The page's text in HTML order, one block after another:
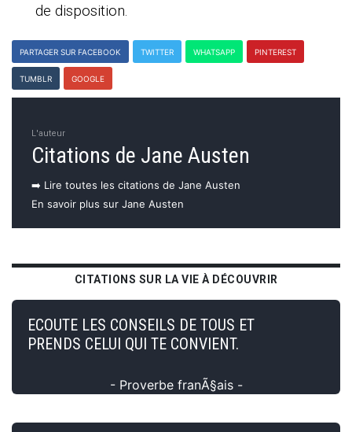
de disposition.
PARTAGER SUR FACEBOOK TWITTER WHATSAPP PINTEREST
TUMBLR GOOGLE
L'auteur
Citations de Jane Austen
➡️ Lire toutes les citations de Jane Austen
En savoir plus sur Jane Austen
CITATIONS SUR LA VIE À DÉCOUVRIR
ECOUTE LES CONSEILS DE TOUS ET
PRENDS CELUI QUI TE CONVIENT.
- Proverbe franÃ§ais -